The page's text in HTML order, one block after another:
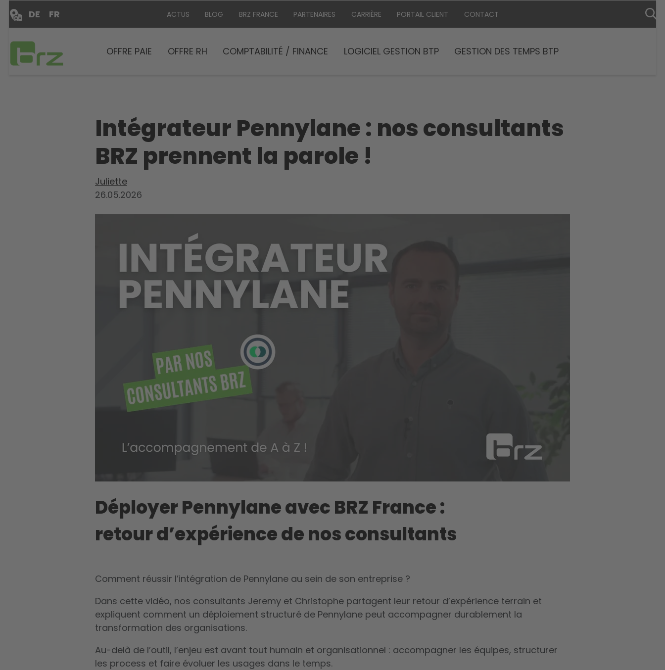
ACTUS BLOG BRZ FRANCE PARTENAIRES CARRIÈRE PORTAIL CLIENT CONTACT
DE FR
OFFRE PAIE OFFRE RH COMPTABILITÉ / FINANCE LOGICIEL GESTION BTP GESTION DES TEMPS BTP
Intégrateur Pennylane : nos consultants
BRZ prennent la parole !
Juliette
26.05.2026
Déployer Pennylane avec BRZ France :
retour d’expérience de nos consultants
Comment réussir l’intégration de Pennylane au sein de son entreprise ?
Dans cette vidéo, nos consultants Jeremy et Christophe partagent leur retour d’expérience terrain et
expliquent comment un déploiement structuré de Pennylane peut accompagner durablement la
transformation des organisations.
Au-delà de l’outil, l’enjeu est avant tout humain et organisationnel : accompagner les équipes, structurer
les process et faire évoluer les usages dans le temps.